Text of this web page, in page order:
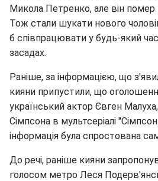
Микола Петренко, але він помер
Тож стали шукати нового
б співпрацювати у будь-який
засадах.
Раніше, за інформацією, що
кияни припустили, що
український актор Євген
Сімпсона в мультсеріалі
інформація була спростована
До речі, раніше кияни
голосом метро Леся